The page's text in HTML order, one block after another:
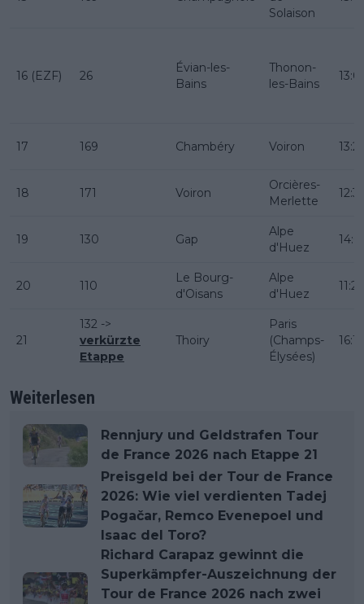
Solaison
16 (EZF) 26
Évian-les-
Bains
Thonon-
les-Bains
17 169 Chambéry Voiron
18 171 Voiron
Orcières-
Merlette
12:35
19 130 Gap
Alpe
d'Huez
20 110
Le Bourg-
d'Oisans
Alpe
d'Huez
21
132 ->
verkürzte
Etappe
Thoiry
Paris
(Champs-
Élysées)
16:15
Weiterlesen
Rennjury und Geldstrafen Tour
de France 2026 nach Etappe 21
Preisgeld bei der Tour de France
2026: Wie viel verdienten Tadej
Pogačar, Remco Evenepoel und
Isaac del Toro?
Richard Carapaz gewinnt die
Superkämpfer-Auszeichnung der
Tour de France 2026 nach zwei